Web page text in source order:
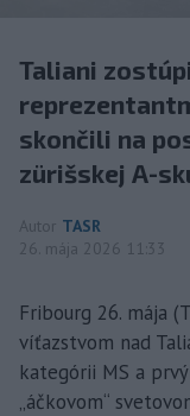
Taliani
skončili na
zürišskej A-
Autor TASR
26. mája 2026 11:33
Fribourg 26. mája
víťazstvom nad
kategórii MS a
„áčkovom“